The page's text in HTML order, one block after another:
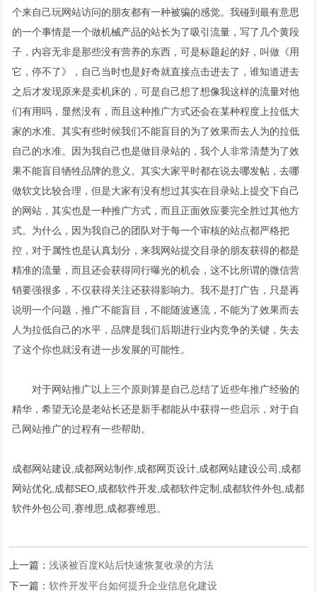
个来自己玩网站访问的朋友都有一种被骗的感觉。我碰到最有意思
的一个事情是一个做机械产品的站长为了吸引流量，写了几个黄段
子，内容无非是那些没有营养的东西，可是标题起的好，叫做《用
它，停不了》，自己当时也是好奇就直接点击进去了，谁知道进去
之后才发现原来是卖机床的，可是自己想了想像我这样的流量对他
们有用吗，显然没有，而且这种推广方式还会在某种程度上拉低大
家的水准。其实有些时候我们不能盲目的为了效果而去人为的拉低
自己的水准。因为我自己也是做目录站的，我个人非常清楚为了效
果不能盲目牺牲品牌的意义。其实大家平时都在说去哪发帖，去哪
做软文比较合理，但是大家有没有想过其实在目录站上提交下自己
的网站，其实也是一种推广方式，而且正面效应要完全胜过其他方
式。为什么，因为我自己的团队对于每一个审核的站点都严格把
控，对于属性也是认真划分，来我网站提交目录的朋友获得的都是
精准的流量，而且还会获得同行曝光的机会，这不比所谓的微信营
销要强很多，不仅获得关注还获得影响力。我不是打广告，只是再
说明一个问题，推广不能盲目，不能随波逐流，不能为了效果而去
人为拉低自己的水平，品牌是我们后期进行业内竞争的关键，失去
了这个你也就没有进一步发展的可能性。
对于网站推广以上三个原则算是自己总结了近些年推广经验的
精华，希望无论是老站长还是新手都能从中获得一些启示，对于自
己网站推广的过程有一些帮助。
成都网站建设,成都网站制作,成都网页设计, 成都网站建设公司 ,成都
网站优化,成都SEO,成都软件开发, 成都软件定制 ,成都软件外包,成都
软件外包公司,赛维思,成都赛维思。
上一篇：浅谈被百度K站后快速恢复收录的方法
下一篇：软件开发平台如何提升企业信息化建设